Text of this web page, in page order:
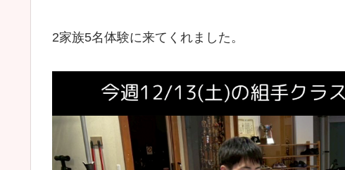
2家族5名体験に来てくれました。